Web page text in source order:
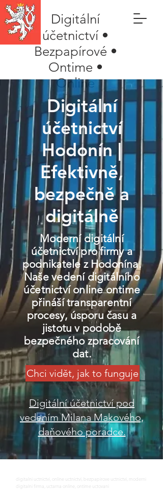
Digitální
účetnictví •
Bezpapírové •
Ontime •
Online
Digitální
účetnictví
Hodonín |
Efektivně,
bezpečně a
digitálně
Moderní digitální
účetnictví pro firmy a
podnikatele z Hodonína.
Naše vedení digitálního
účetnictví online ontime
přináší transparentní
procesy, úsporu času a
jistotu v podobě
bezpečného zpracování
dat.
Chci vidět, jak to funguje
Digitální účetnictví pod
vedením Milana Makového,
daňového poradce.
digitalni uctnictvi, online uctnictvi, bezpapirove uctnictvi, moderni
digitalni firma, uctarna online, ontime uctovani